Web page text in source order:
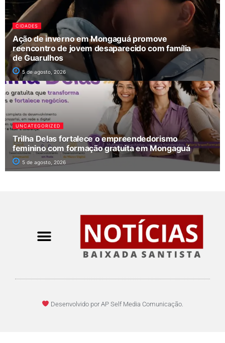
CIDADES
Ação de inverno em Mongaguá promove
reencontro de jovem desaparecido com família
de Guarulhos
5 de agosto, 2026
UNCATEGORIZED
Trilha Delas fortalece o empreendedorismo
feminino com formação gratuita em Mongaguá
5 de agosto, 2026
Desenvolvido por AP Self Media Comunicação.